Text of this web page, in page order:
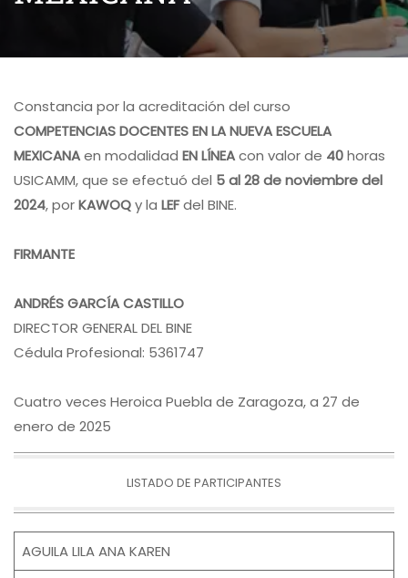
Constancia por la acreditación del curso
COMPETENCIAS DOCENTES EN LA NUEVA ESCUELA
MEXICANAen modalidad EN LÍNEAcon valor de 40horas
USICAMM, que se efectuó del 5 al 28 de noviembre del
2024, porKAWOQy la LEFdel BINE.
FIRMANTE
ANDRÉS GARCÍA CASTILLO
DIRECTOR GENERAL DEL BINE
Cédula Profesional: 5361747
Cuatro veces Heroica Puebla de Zaragoza, a 27 de
enero de 2025
LISTADO DE PARTICIPANTES
AGUILA LILA ANA KAREN